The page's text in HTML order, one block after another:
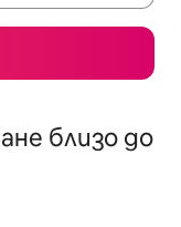
близо до